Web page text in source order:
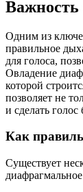
Важность
Одним из
правильное
для голоса,
Овладение
которой
позволяет не
и сделать
Как
Существует